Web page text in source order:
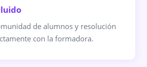
de alumnos y resolución
con la formadora.